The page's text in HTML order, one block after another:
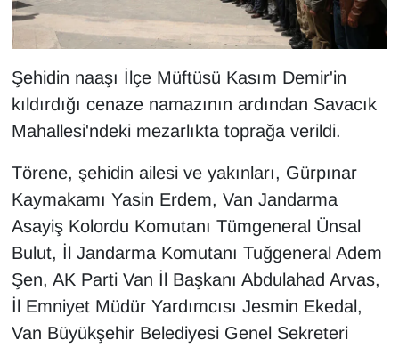
Şehidin naaşı İlçe Müftüsü Kasım Demir'in
kıldırdığı cenaze namazının ardından Savacık
Mahallesi'ndeki mezarlıkta toprağa verildi.
Törene, şehidin ailesi ve yakınları, Gürpınar
Kaymakamı Yasin Erdem, Van Jandarma
Asayiş Kolordu Komutanı Tümgeneral Ünsal
Bulut, İl Jandarma Komutanı Tuğgeneral Adem
Şen, AK Parti Van İl Başkanı Abdulahad Arvas,
İl Emniyet Müdür Yardımcısı Jesmin Ekedal,
Van Büyükşehir Belediyesi Genel Sekreteri
Vasıta
YAŞAM